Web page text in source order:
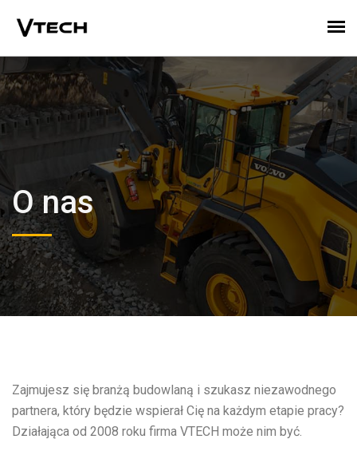
O nas
Zajmujesz się branżą budowlaną i szukasz niezawodnego
partnera, który będzie wspierał Cię na każdym etapie pracy?
Działająca od 2008 roku firma VTECH może nim być.